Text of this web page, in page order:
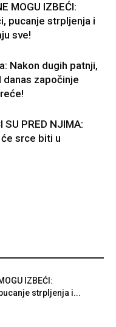
MOGU IZBEĆI:
pucanje strpljenja i
sve!
Nakon dugih patnji,
danas započinje
SU PRED NJIMA:
srce biti u
IZBEĆI:
strpljenja i...